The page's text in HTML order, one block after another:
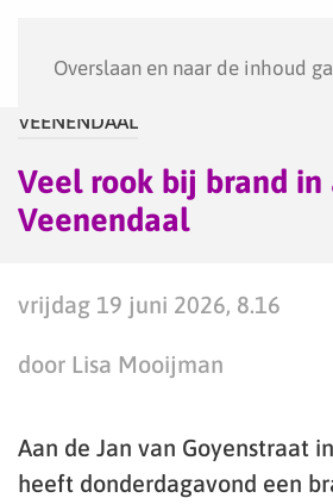
Overslaan en naar de inhoud
VEENENDAAL
Veel rook bij brand
Veenendaal
vrijdag 19 juni 2026, 8.16
door Lisa Mooijman
Aan de Jan van Goyenstraat
heeft donderdagavond een